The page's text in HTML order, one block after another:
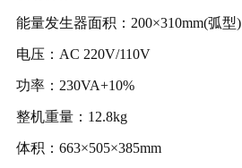
能量发生器面积：200×310mm(弧型)
电压：AC 220V/110V
功率：230VA+10%
整机重量：12.8kg
体积：663×505×385mm